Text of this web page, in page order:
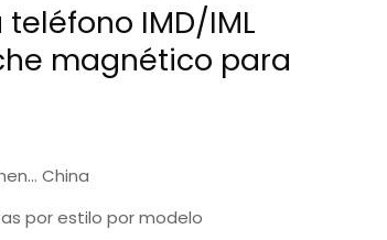
IMD/IML
magnético para
China
por estilo por modelo